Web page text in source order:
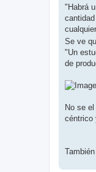
j
e
"Habrá
Se ve
"Un
de
No se
céntrico